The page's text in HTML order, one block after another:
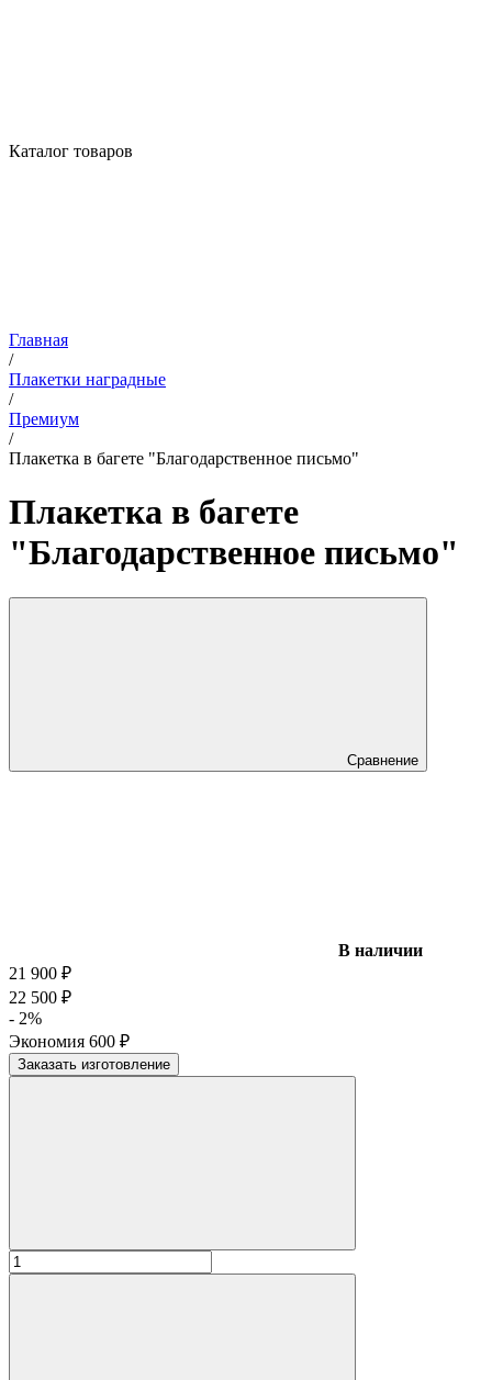
Каталог товаров
Главная
/
Плакетки наградные
/
Премиум
/
Плакетка в багете "Благодарственное письмо"
Плакетка в багете
"Благодарственное письмо"
Сравнение
В наличии
21 900 ₽
22 500 ₽
- 2%
Экономия 600 ₽
Заказать изготовление